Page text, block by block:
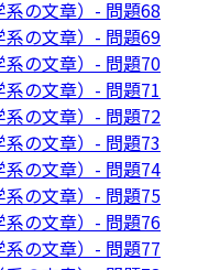
の文章）- 問題68
の文章）- 問題69
の文章）- 問題70
の文章）- 問題71
の文章）- 問題72
の文章）- 問題73
の文章）- 問題74
の文章）- 問題75
の文章）- 問題76
の文章）- 問題77